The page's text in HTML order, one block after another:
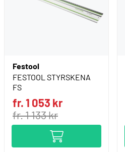
Festool
FESTOOL STYRSKENA
FS
fr. 1 053 kr
fr. 1 133 kr